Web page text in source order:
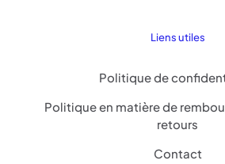
Liens utiles
Politique de
Politique en matière de
retours
Contact